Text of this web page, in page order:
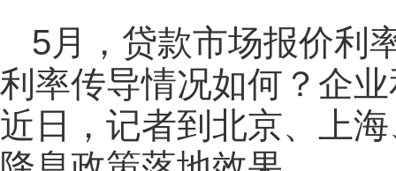
5月，贷款市场报价利
利率传导情况如何？企
近日，记者到北京、上